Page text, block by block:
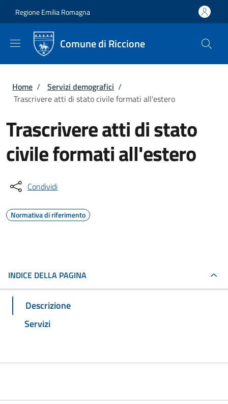
Regione Emilia Romagna
Comune di Riccione
Briciole di pane
Home / Servizi demografici /
Trascrivere atti di stato civile formati all'estero
Trascrivere atti di stato
civile formati all'estero
Condividi
Normativa di riferimento
INDICE DELLA PAGINA
Descrizione
Servizi